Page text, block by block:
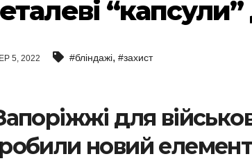
5, 2022 #бліндажі, #захист
для
новий